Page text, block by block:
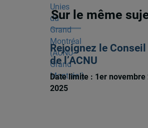
Sur le même
Rejoignez le
de l’ACNU
Date limite : 1er
2025